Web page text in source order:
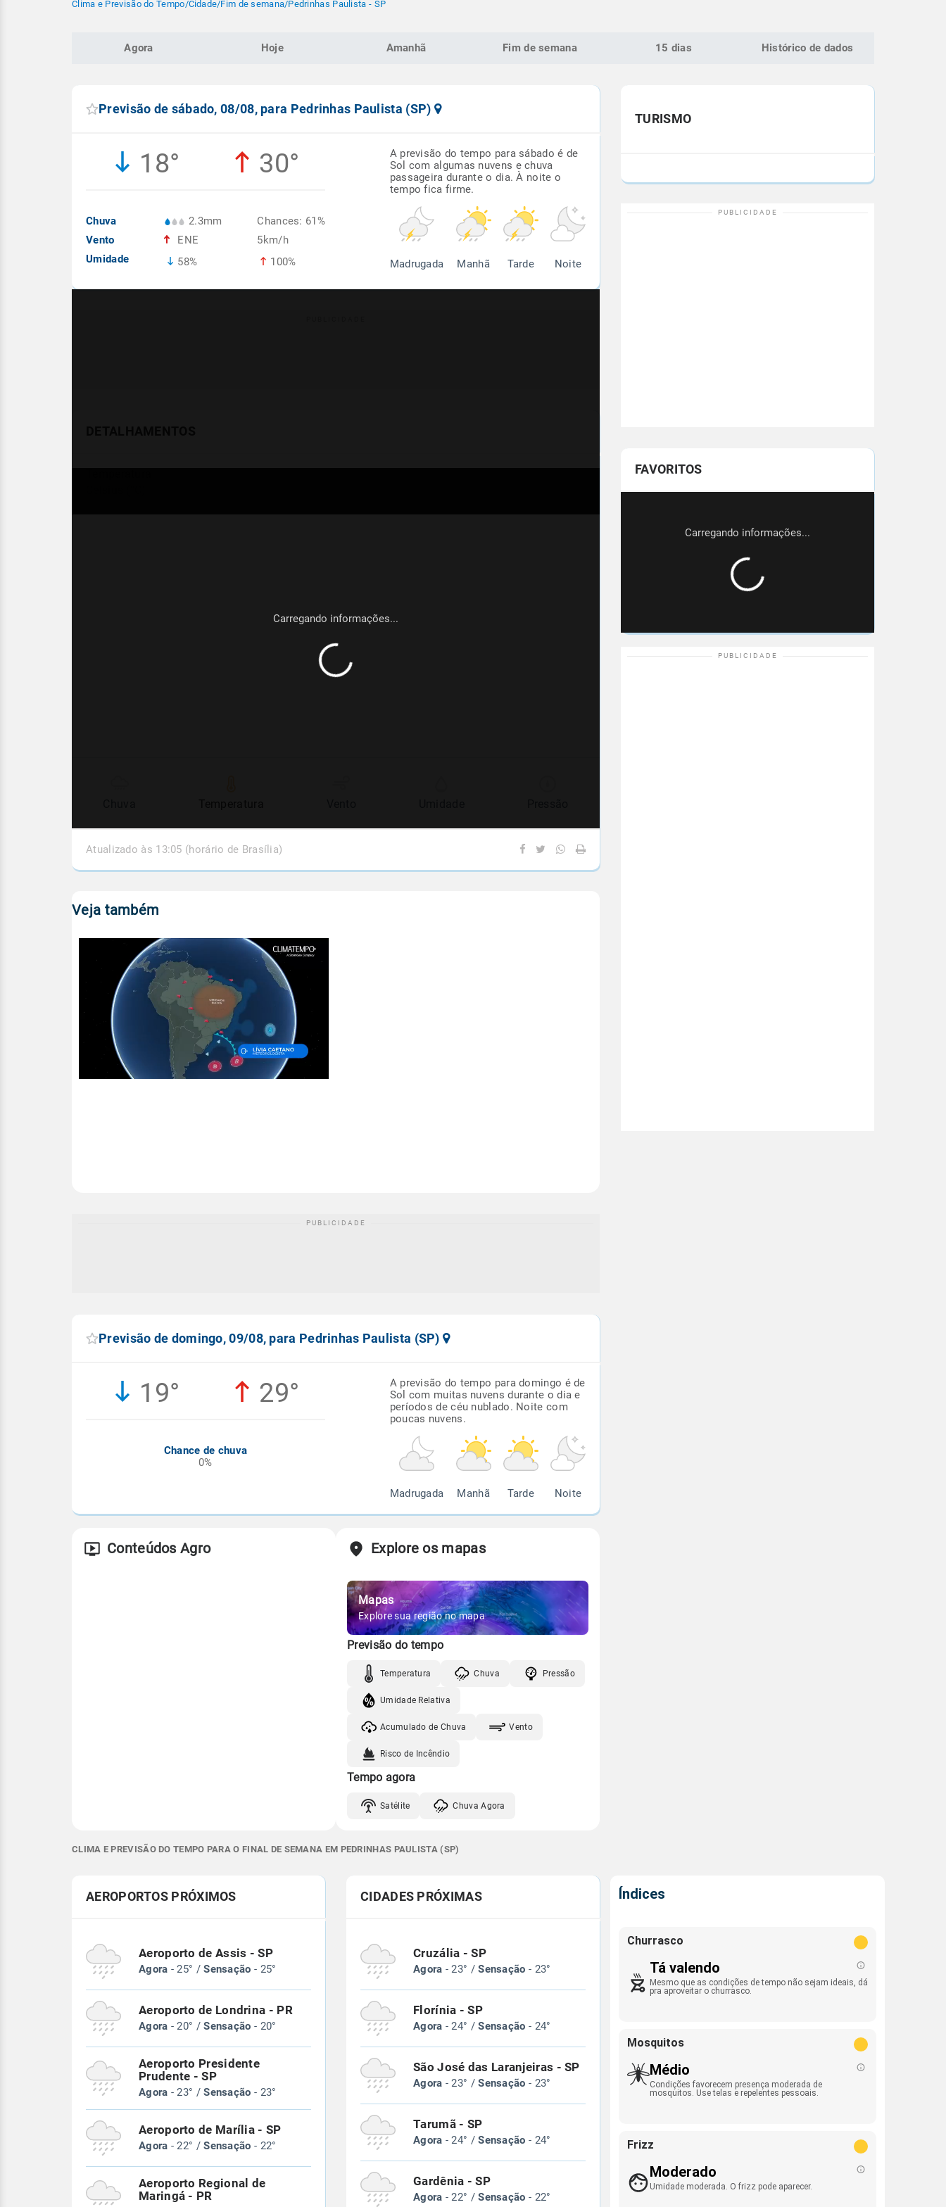
Clima e Previsão do Tempo/Cidade/Fim de semana/Pedrinhas Paulista - SP
Agora Hoje Amanhã Fim de semana 15 dias Histórico de dados
Previsão de sábado, 08/08, para Pedrinhas Paulista (SP)
18° 30°
Chuva
Vento
Umidade
2.3mm
ENE
58%
Chances: 61%
5km/h
100%
A previsão do tempo para sábado é de
Sol com algumas nuvens e chuva
passageira durante o dia. À noite o
tempo fica firme.
Madrugada Manhã Tarde Noite
Atualizado às 13:05 (horário de Brasília)
Veja também
Previsão de domingo, 09/08, para Pedrinhas Paulista (SP)
19° 29°
Chance de chuva
0%
A previsão do tempo para domingo é de
Sol com muitas nuvens durante o dia e
períodos de céu nublado. Noite com
poucas nuvens.
Madrugada Manhã Tarde Noite
Conteúdos Agro Explore os mapas
Mapas
Explore sua região no mapa
Previsão do tempo
Temperatura Chuva Pressão
Umidade Relativa
Acumulado de Chuva Vento
Risco de Incêndio
Tempo agora
Satélite Chuva Agora
TURISMO
FAVORITOS
CLIMA E PREVISÃO DO TEMPO PARA O FINAL DE SEMANA EM PEDRINHAS PAULISTA (SP)
AEROPORTOS PRÓXIMOS
Aeroporto de Assis - SP
Agora - 25° /Sensação - 25°
Aeroporto de Londrina - PR
Agora - 20° /Sensação - 20°
Aeroporto Presidente
Prudente - SP
Agora - 23° /Sensação - 23°
Aeroporto de Marília - SP
Agora - 22° /Sensação - 22°
Aeroporto Regional de
Maringá - PR
CIDADES PRÓXIMAS
Cruzália - SP
Agora - 23° /Sensação - 23°
Florínia - SP
Agora - 24° /Sensação - 24°
São José das Laranjeiras - SP
Agora - 23° /Sensação - 23°
Tarumã - SP
Agora - 24° /Sensação - 24°
Gardênia - SP
Agora - 22° /Sensação - 22°
Índices
Churrasco
Tá valendo
Mesmo que as condições de tempo não sejam ideais, dá
pra aproveitar o churrasco.
Mosquitos
Médio
Condições favorecem presença moderada de
mosquitos. Use telas e repelentes pessoais.
Frizz
Moderado
Umidade moderada. O frizz pode aparecer.